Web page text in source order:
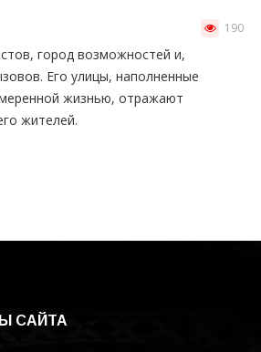
190
город возможностей и,
Его улицы, наполненные
жизнью, отражают
жителей.
САЙТА